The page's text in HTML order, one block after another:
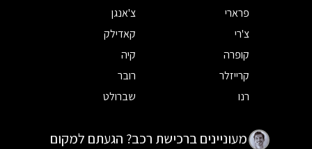
פרארי
צ'אנגן
צ'רי
קאדילק
קופרה
קיה
קרייזלר
רובר
רנו
שברולט
מעוניינים ברכישת רכב? הגעתם למקום